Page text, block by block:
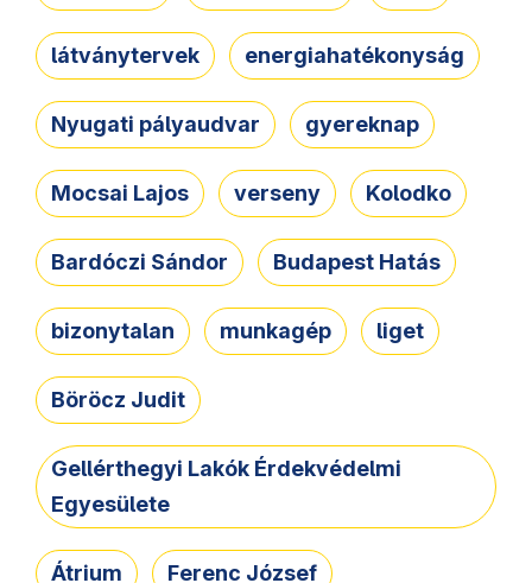
látványtervek energiahatékonyság
Nyugati pályaudvar gyereknap
Mocsai Lajos verseny Kolodko
Bardóczi Sándor Budapest Hatás
bizonytalan munkagép liget
Böröcz Judit
Gellérthegyi Lakók Érdekvédelmi
Egyesülete
Átrium Ferenc József